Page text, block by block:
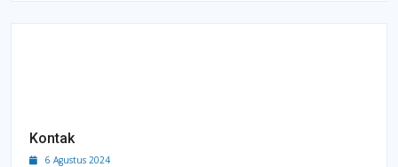
Kontak
6 Agustus 2024